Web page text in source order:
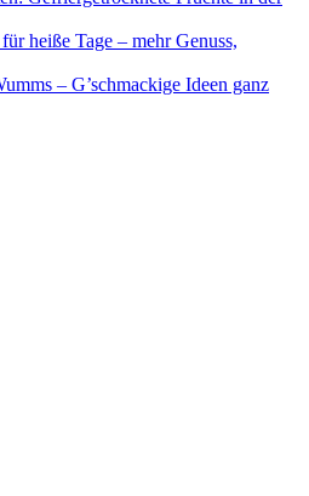
heiße Tage – mehr Genuss,
– G’schmackige Ideen ganz